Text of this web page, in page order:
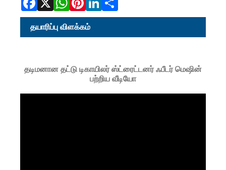
தயாரிப்பு விளக்கம்
தடிமனான தட்டு டிகாயிலர் ஸ்ட்ரைட்டனர் ஃபீடர் மெஷின்
பற்றிய வீடியோ